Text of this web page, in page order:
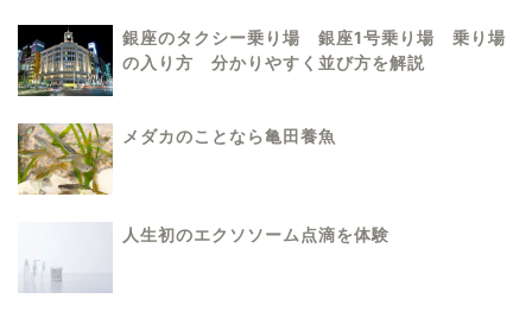
銀座のタクシー乗り場 銀座1号乗り場 乗り場
の入り方 分かりやすく並び方を解説
メダカのことなら亀田養魚
人生初のエクソソーム点滴を体験